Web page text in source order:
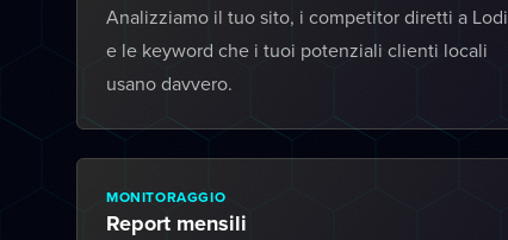
Analizziamo il tuo sito, i competitor diretti a Lodi
e le keyword che i tuoi potenziali clienti locali
usano davvero.
MONITORAGGIO
Report mensili